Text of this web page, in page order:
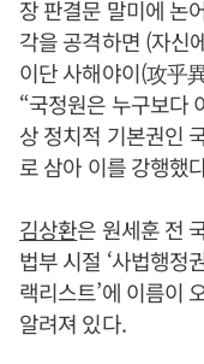
장 판결문 말미에 논
각을 공격하면 (자신
이단 사해야이(攻乎
“국정원은 누구보다
상 정치적 기본권인
로 삼아 이를 강행했
김상환은 원세훈 전
법부 시절 ‘사법행정
랙리스트’에 이름이
알려져 있다.